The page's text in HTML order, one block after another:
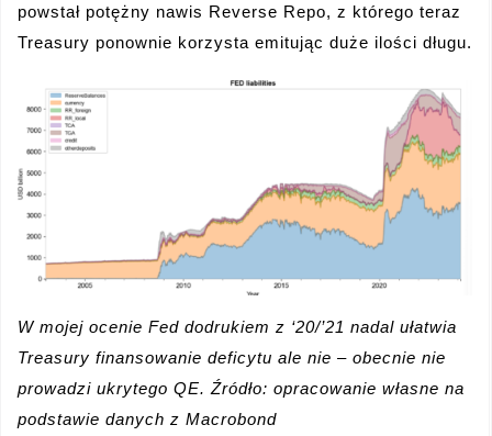
powstał potężny nawis Reverse Repo, z którego teraz
Treasury ponownie korzysta emitując duże ilości długu.
W mojej ocenie Fed dodrukiem z ‘20/’21 nadal ułatwia
Treasury finansowanie deficytu ale nie – obecnie nie
prowadzi ukrytego QE. Źródło: opracowanie własne na
podstawie danych z Macrobond